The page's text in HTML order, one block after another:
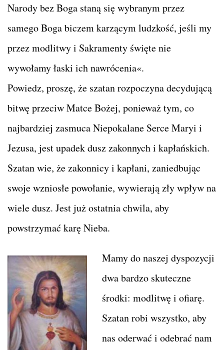
Narody bez Boga staną się wybranym przez
samego Boga biczem karzącym ludzkość, jeśli my
przez modlitwy i Sakramenty święte nie
wywołamy łaski ich nawrócenia«.
Powiedz, proszę, że szatan rozpoczyna decydującą
bitwę przeciw Matce Bożej, ponieważ tym, co
najbardziej zasmuca Niepokalane Serce Maryi i
Jezusa, jest upadek dusz zakonnych i kapłańskich.
Szatan wie, że zakonnicy i kapłani, zaniedbując
swoje wzniosłe powołanie, wywierają zły wpływ na
wiele dusz. Jest już ostatnia chwila, aby
powstrzymać karę Nieba.
Mamy do naszej dyspozycji
dwa bardzo skuteczne
środki: modlitwę i ofiarę.
Szatan robi wszystko, aby
nas oderwać i odebrać nam